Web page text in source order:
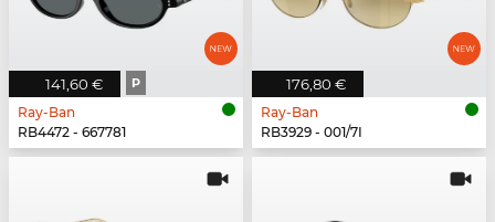
141,60 € P
Ray-Ban
RB4472 - 667781
176,80 €
Ray-Ban
RB3929 - 001/7I